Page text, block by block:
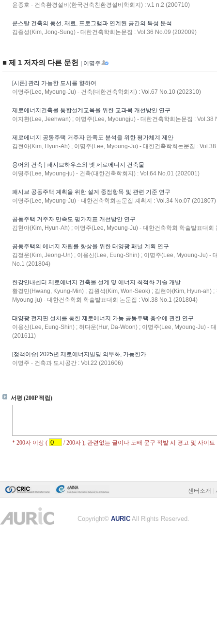
윤종호 - 건축환경설비(한국건축친환경설비학회지) : v.1 n.2 (200710)
쿤스탈 건축의 동선, 재료, 프로그램과 연계된 공간의 특성 분석
김종성(Kim, Jong-Sung) - 대한건축학회논문집 : Vol.36 No.09 (202009)
■ 제 1 저자의 다른 문헌 | 이명주
[시론] 관리 가능한 도시를 향하여
이명주(Lee, Myoung-Ju) - 건축(대한건축학회지) : Vol.67 No.10 (202310)
제로에너지건축물 통합설계교육을 위한 교과목 개선방안 연구
이지환(Lee, Jeehwan) ; 이명주(Lee, Myoungju) - 대한건축학회논문집 : Vol.38
제로에너지 공동주택 거주자 만족도 분석을 위한 평가체계 제안
김현아(Kim, Hyun-Ah) ; 이명주(Lee, Myoung-Ju) - 대한건축학회논문집 :
용어와 건축 | 패시브하우스와 넷 제로에너지 건축물
이명주(Lee, Myoung-ju) - 건축(대한건축학회지) : Vol.64 No.01 (202001)
패시브 공동주택 계획을 위한 설계 중점항목 및 관련 기준 연구
이명주(Lee, Myoung-Ju) - 대한건축학회논문집 계획계 : Vol.34 No.07 (201807)
공동주택 거주자 만족도 평가지표 개선방안 연구
김현아(Kim, Hyun-Ah) ; 이명주(Lee, Myoung-Ju) - 대한건축학회 학술발표대
공동주택의 에너지 자립률 향상을 위한 태양광 패널 계획 연구
김정운(Kim, Jeong-Un) ; 이응신(Lee, Eung-Shin) ; 이명주(Lee, Myoung-Ju) -
No.1 (201804)
한강안내센터 제로에너지 건축물 설계 및 에너지 최적화 기술 개발
황경민(Hwang, Kyung-Min) ; 김원석(Kim, Won-Seok) ; 김현아(Kim, Hyun-ah)
Myoung-ju) - 대한건축학회 학술발표대회 논문집 : Vol.38 No.1 (201804)
태양광 전지판 설치를 통한 제로에너지 가능 공동주택 층수에 관한 연구
이응신(Lee, Eung-Shin) ; 허다운(Hur, Da-Woon) ; 이명주(Lee, Myoung-Ju) -
(201611)
[정책이슈] 2025년 제로에너지빌딩 의무화, 가능한가
이명주 - 건축과 도시공간 : Vol.22 (201606)
센터소개
Copyright© AURIC All Rights Reserved.